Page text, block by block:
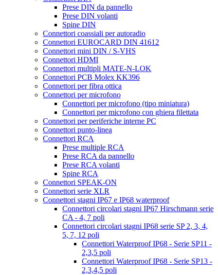
Prese DIN da pannello
Prese DIN volanti
Spine DIN
Connettori coassiali per autoradio
Connettori EUROCARD DIN 41612
Connettori mini DIN / S-VHS
Connettori HDMI
Connettori multipli MATE-N-LOK
Connettori PCB Molex KK396
Connettori per fibra ottica
Connettori per microfono
Connettori per microfono (tipo miniatura)
Connettori per microfono con ghiera filettata
Connettori per periferiche interne PC
Connettori punto-linea
Connettori RCA
Prese multiple RCA
Prese RCA da pannello
Prese RCA volanti
Spine RCA
Connettori SPEAK-ON
Connettori serie XLR
Connettori stagni IP67 e IP68 waterproof
Connettori circolari stagni IP67 Hirschmann serie
CA - 4, 7 poli
Connettori circolari stagni IP68 serie SP 2, 3, 4,
5, 7, 12 poli
Connettori Waterproof IP68 - Serie SP11 -
2,3,5 poli
Connettori Waterproof IP68 - Serie SP13 -
2,3,4,5 poli